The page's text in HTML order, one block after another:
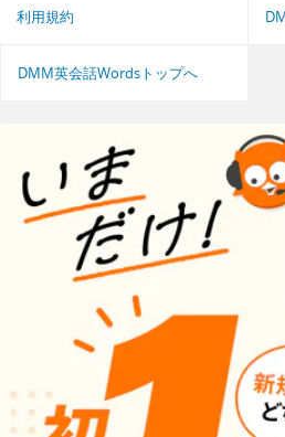
利用規約
DMM英会話Wordsトップへ